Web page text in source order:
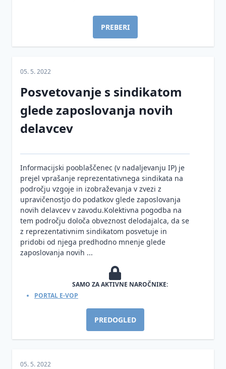
PREBERI
05. 5. 2022
Posvetovanje s sindikatom
glede zaposlovanja novih
delavcev
Informacijski pooblaščenec (v nadaljevanju IP) je
prejel vprašanje reprezentativnega sindikata na
področju vzgoje in izobraževanja v zvezi z
upravičenostjo do podatkov glede zaposlovanja
novih delavcev v zavodu.Kolektivna pogodba na
tem področju določa obveznost delodajalca, da se
z reprezentativnim sindikatom posvetuje in
pridobi od njega predhodno mnenje glede
zaposlovanja novih ...
SAMO ZA AKTIVNE NAROČNIKE:
PORTAL E-VOP
PREDOGLED
05. 5. 2022